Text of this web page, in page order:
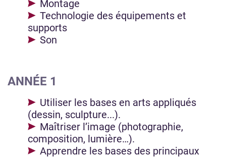
Montage
Technologie des équipements et
supports
Son
ANNÉE 1
Utiliser les bases en arts appliqués
(dessin, sculpture...).
Maîtriser l’image (photographie,
composition, lumière…).
Apprendre les bases des principaux